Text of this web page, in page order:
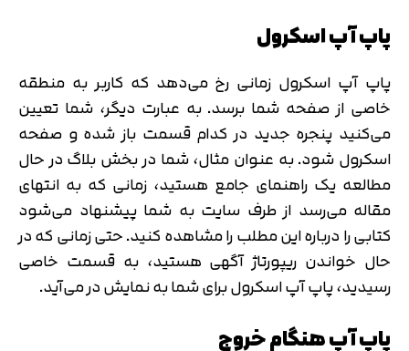
پاپ آپ اسکرول
پاپ آپ اسکرول زمانی رخ می‌دهد که کاربر به منطقه
خاصی از صفحه شما برسد. به عبارت دیگر، شما تعیین
می‌کنید پنجره جدید در کدام قسمت باز شده و صفحه
اسکرول شود. به عنوان مثال، شما در بخش بلاگ در حال
مطالعه یک راهنمای جامع هستید، زمانی که به انتهای
مقاله می‌رسد از طرف سایت به شما پیشنهاد می‌شود
کتابی را درباره این مطلب را مشاهده کنید. حتی زمانی که در
حال خواندن ریپورتاژ آگهی هستید، به قسمت خاصی
رسیدید، پاپ آپ اسکرول برای شما به نمایش در می‌آید.
پاپ آپ هنگام خروج